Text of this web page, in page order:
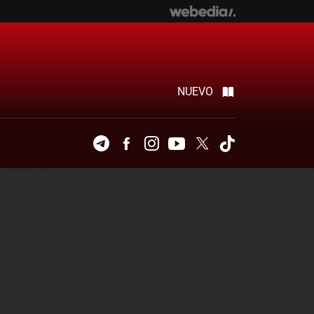
NUEVO
TelegramFacebookInstagramYoutubeTwitter